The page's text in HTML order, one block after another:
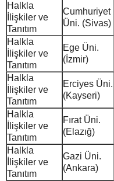
Halkla
İlişkiler ve
Tanıtım
Cumhuriyet
Üni. (Sivas)
Halkla
İlişkiler ve
Tanıtım
Ege Üni.
(İzmir)
Halkla
İlişkiler ve
Tanıtım
Erciyes Üni.
(Kayseri)
Halkla
İlişkiler ve
Tanıtım
Fırat Üni.
(Elazığ)
Halkla
İlişkiler ve
Tanıtım
Gazi Üni.
(Ankara)